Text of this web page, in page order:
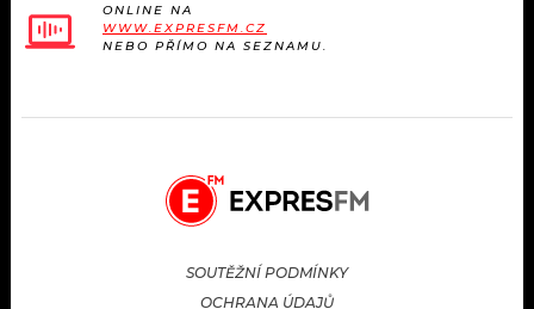
ONLINE NA
WWW.EXPRESFM.CZ
NEBO PŘÍMO NA SEZNAMU.
SOUTĚŽNÍ PODMÍNKY
OCHRANA ÚDAJŮ